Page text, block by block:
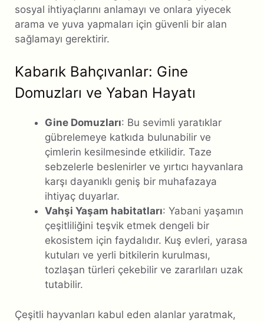
sosyal ihtiyaçlarını anlamayı ve onlara yiyecek
arama ve yuva yapmaları için güvenli bir alan
sağlamayı gerektirir.
Kabarık Bahçıvanlar: Gine
Domuzları ve Yaban Hayatı
Gine Domuzları: Bu sevimli yaratıklar
gübrelemeye katkıda bulunabilir ve
çimlerin kesilmesinde etkilidir. Taze
sebzelerle beslenirler ve yırtıcı hayvanlara
karşı dayanıklı geniş bir muhafazaya
ihtiyaç duyarlar.
Vahşi Yaşam habitatları: Yabani yaşamın
çeşitliliğini teşvik etmek dengeli bir
ekosistem için faydalıdır. Kuş evleri, yarasa
kutuları ve yerli bitkilerin kurulması,
tozlaşan türleri çekebilir ve zararlıları uzak
tutabilir.
Çeşitli hayvanları kabul eden alanlar yaratmak,